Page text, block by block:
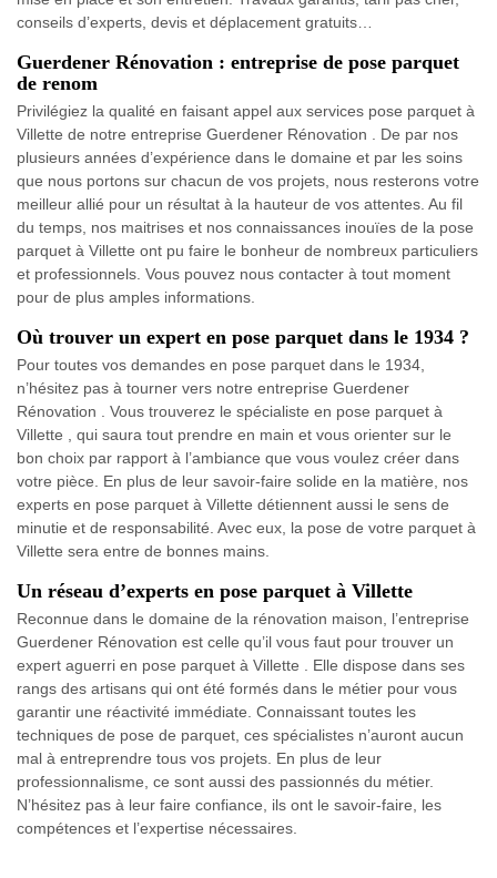
conseils d’experts, devis et déplacement gratuits…
Guerdener Rénovation : entreprise de pose parquet
de renom
Privilégiez la qualité en faisant appel aux services pose parquet à
Villette de notre entreprise Guerdener Rénovation . De par nos
plusieurs années d’expérience dans le domaine et par les soins
que nous portons sur chacun de vos projets, nous resterons votre
meilleur allié pour un résultat à la hauteur de vos attentes. Au fil
du temps, nos maitrises et nos connaissances inouïes de la pose
parquet à Villette ont pu faire le bonheur de nombreux particuliers
et professionnels. Vous pouvez nous contacter à tout moment
pour de plus amples informations.
Où trouver un expert en pose parquet dans le 1934 ?
Pour toutes vos demandes en pose parquet dans le 1934,
n’hésitez pas à tourner vers notre entreprise Guerdener
Rénovation . Vous trouverez le spécialiste en pose parquet à
Villette , qui saura tout prendre en main et vous orienter sur le
bon choix par rapport à l’ambiance que vous voulez créer dans
votre pièce. En plus de leur savoir-faire solide en la matière, nos
experts en pose parquet à Villette détiennent aussi le sens de
minutie et de responsabilité. Avec eux, la pose de votre parquet à
Villette sera entre de bonnes mains.
Un réseau d’experts en pose parquet à Villette
Reconnue dans le domaine de la rénovation maison, l’entreprise
Guerdener Rénovation est celle qu’il vous faut pour trouver un
expert aguerri en pose parquet à Villette . Elle dispose dans ses
rangs des artisans qui ont été formés dans le métier pour vous
garantir une réactivité immédiate. Connaissant toutes les
techniques de pose de parquet, ces spécialistes n’auront aucun
mal à entreprendre tous vos projets. En plus de leur
professionnalisme, ce sont aussi des passionnés du métier.
N’hésitez pas à leur faire confiance, ils ont le savoir-faire, les
compétences et l’expertise nécessaires.